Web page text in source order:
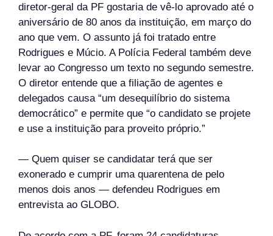
diretor-geral da PF gostaria de vê-lo aprovado até o
aniversário de 80 anos da instituição, em março do
ano que vem. O assunto já foi tratado entre
Rodrigues e Múcio. A Polícia Federal também deve
levar ao Congresso um texto no segundo semestre.
O diretor entende que a filiação de agentes e
delegados causa “um desequilíbrio do sistema
democrático” e permite que “o candidato se projete
e use a instituição para proveito próprio.”
— Quem quiser se candidatar terá que ser
exonerado e cumprir uma quarentena de pelo
menos dois anos — defendeu Rodrigues em
entrevista ao GLOBO.